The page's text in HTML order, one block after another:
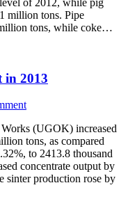
million tons. Pipe
tons, while coke…
in 2013
(UGOK) increased
tons, as compared
to 2413.8 thousand
concentrate output by
sinter production rose by